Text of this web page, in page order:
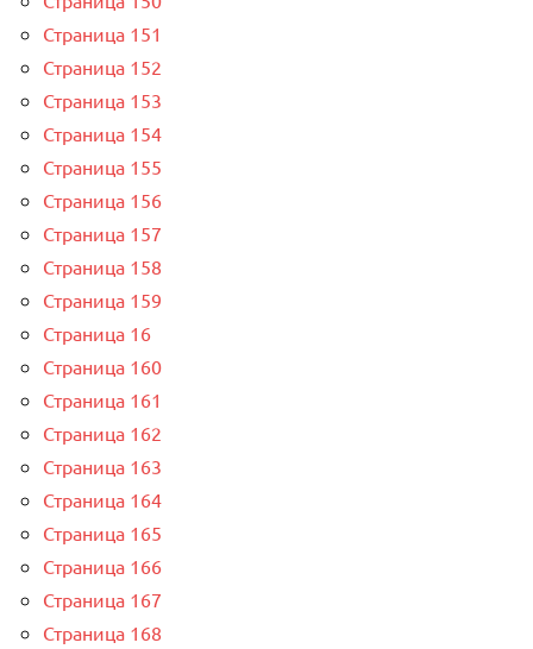
Страница 151
Страница 152
Страница 153
Страница 154
Страница 155
Страница 156
Страница 157
Страница 158
Страница 159
Страница 16
Страница 160
Страница 161
Страница 162
Страница 163
Страница 164
Страница 165
Страница 166
Страница 167
Страница 168